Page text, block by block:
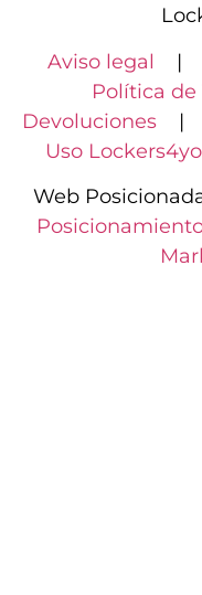
Aviso legal |
Política de
Devoluciones|
Uso
Web